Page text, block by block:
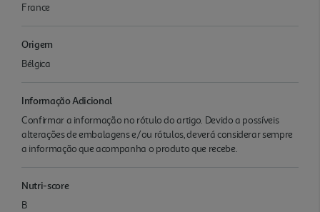
France
Origem
Bélgica
Informação Adicional
Confirmar a informação no rótulo do artigo. Devido a possíveis
alterações de embalagens e/ou rótulos, deverá considerar sempre
a informação que acompanha o produto que recebe.
Nutri-score
B